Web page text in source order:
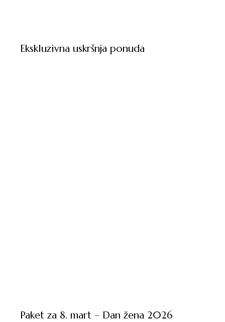
Ekskluzivna uskršnja ponuda
Paket za 8. mart – Dan žena 2026